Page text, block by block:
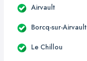
Airvault
Borcq-sur-Airvault
Le Chillou